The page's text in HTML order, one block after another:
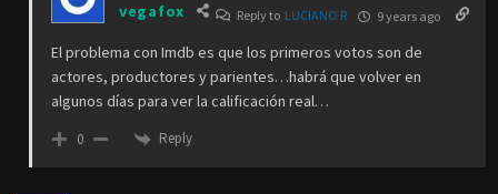
vegafox Reply to LUCIANO R 9 years ago
El problema con Imdb es que los primeros votos son de
actores, productores y parientes…habrá que volver en
algunos días para ver la calificación real…
0 Reply